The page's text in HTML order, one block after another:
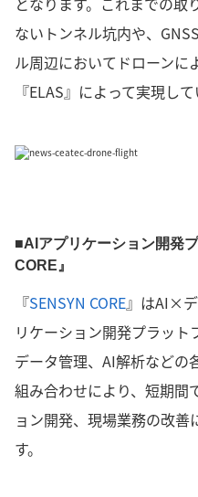
ないトンネル坑内や、
ル周辺においてドローンに
『ELAS』によって実現して
■AIアプリケーション開発
CORE』
『SENSYN CORE』はAI×
リケーション開発プラット
データ管理、AI解析などの
組み合わせにより、短期間
ョン開発、現場業務の改
す。